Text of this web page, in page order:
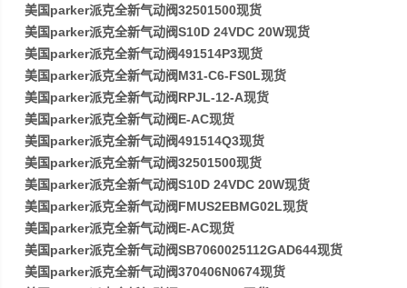
美国parker派克全新气动阀32501500现货
美国parker派克全新气动阀S10D 24VDC 20W现货
美国parker派克全新气动阀491514P3现货
美国parker派克全新气动阀M31-C6-FS0L现货
美国parker派克全新气动阀RPJL-12-A现货
美国parker派克全新气动阀E-AC现货
美国parker派克全新气动阀491514Q3现货
美国parker派克全新气动阀32501500现货
美国parker派克全新气动阀S10D 24VDC 20W现货
美国parker派克全新气动阀FMUS2EBMG02L现货
美国parker派克全新气动阀E-AC现货
美国parker派克全新气动阀SB7060025112GAD644现货
美国parker派克全新气动阀370406N0674现货